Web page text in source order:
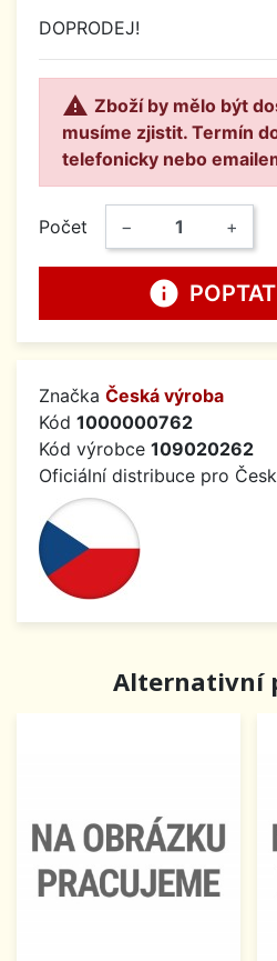
DOPRODEJ!
 Zboží by mělo být
musíme zjistit. Termín
telefonicky nebo
Počet − +
info
Značka Česká výroba
Kód 1000000762
Kód výrobce 109020262
Oficiální distribuce pro
Alternativní